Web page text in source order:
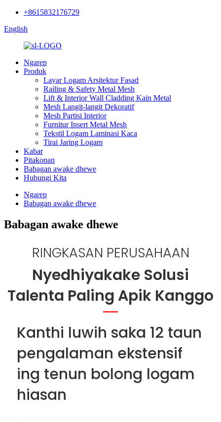
+8615832176729
English
Ngarep
Produk
Layar Logam Arsitektur Fasad
Railing & Safety Metal Mesh
Lift & Interior Wall Cladding Kain Metal
Mesh Langit-langit Dekoratif
Mesh Partisi Interior
Furnitur Insert Metal Mesh
Tekstil Logam Laminasi Kaca
Tirai Jaring Logam
Kabar
Pitakonan
Babagan awake dhewe
Hubungi Kita
Ngarep
Babagan awake dhewe
Babagan awake dhewe
RINGKASAN PERUSAHAAN
Nyedhiyakake Solusi
Talenta Paling Apik Kanggo
Kanthi luwih saka 12 taun
pengalaman ekstensif
ing tenun bolong logam
hiasan